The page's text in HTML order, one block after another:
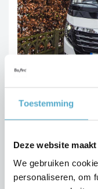
Toestemming
Deze website
We gebruiken
personaliseren, om
DEMANDEZ UN